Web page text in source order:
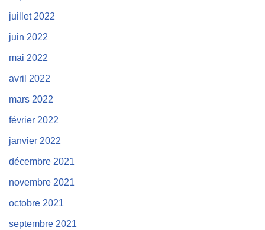
juillet 2022
juin 2022
mai 2022
avril 2022
mars 2022
février 2022
janvier 2022
décembre 2021
novembre 2021
octobre 2021
septembre 2021